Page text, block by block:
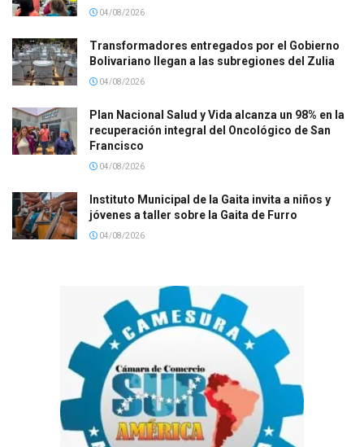
04/08/2026
Transformadores entregados por el Gobierno
Bolivariano llegan a las subregiones del Zulia
04/08/2026
Plan Nacional Salud y Vida alcanza un 98% en la
recuperación integral del Oncológico de San
Francisco
04/08/2026
Instituto Municipal de la Gaita invita a niños y
jóvenes a taller sobre la Gaita de Furro
04/08/2026